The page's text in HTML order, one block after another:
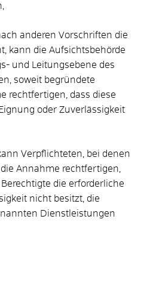
anderen Vorschriften die
kann die Aufsichtsbehörde
und Leitungsebene des
soweit begründete
rechtfertigen, dass diese
oder Zuverlässigkeit
Verpflichteten, bei denen
Annahme rechtfertigen,
die erforderliche
nicht besitzt, die
Dienstleistungen